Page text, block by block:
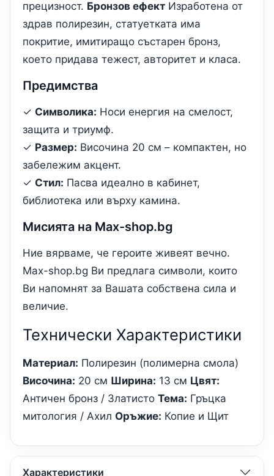
прецизност. Бронзов ефект Изработена от
здрав полирезин, статуетката има
покритие, имитиращо състарен бронз,
което придава тежест, авторитет и класа.
Предимства
✓ Символика: Носи енергия на смелост,
защита и триумф.
✓ Размер: Височина 20 см – компактен, но
забележим акцент.
✓ Стил: Пасва идеално в кабинет,
библиотека или върху камина.
Мисията на Max-shop.bg
Ние вярваме, че героите живеят вечно.
Max-shop.bg Ви предлага символи, които
Ви напомнят за Вашата собствена сила и
величие.
Технически Характеристики
Материал: Полирезин (полимерна смола)
Височина: 20 см Ширина: 13 см Цвят:
Античен бронз / Златисто Тема: Гръцка
митология / Ахил Оръжие: Копие и Щит
Характеристики